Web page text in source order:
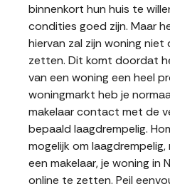
binnenkort hun huis te
condities goed zijn. Maar
hiervan zal zijn woning
zetten. Dit komt doordat
van een woning een heel
woningmarkt heb je
makelaar contact met de
bepaald laagdrempelig.
mogelijk om
een makelaar, je woning in
online te zetten. Peil